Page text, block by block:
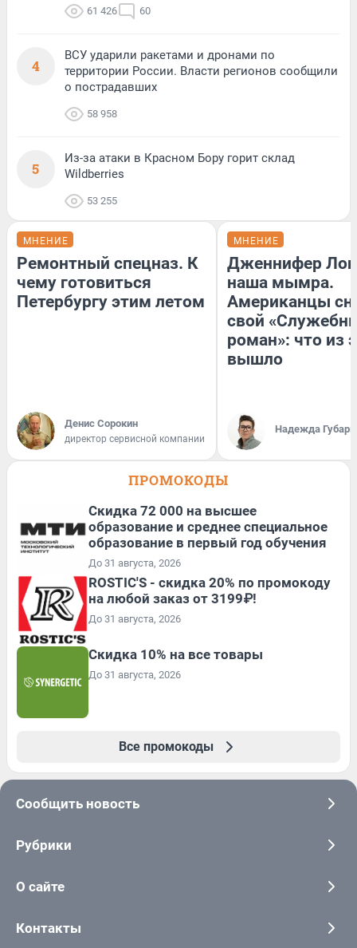
61 426 60
4
ВСУ ударили ракетами и дронами по
территории России. Власти регионов сообщили
о пострадавших
58 958
5
Из-за атаки в Красном Бору горит склад
Wildberries
53 255
МНЕНИЕ
Ремонтный спецназ. К
чему готовиться
Петербургу этим летом
Денис Сорокин
директор сервисной компании
МНЕНИЕ
Дженнифер
наша мымра.
Американцы
свой
роман»: что из
вышло
Надежда Губарь
ПРОМОКОДЫ
Скидка 72 000 на высшее
образование и среднее специальное
образование в первый год обучения
До 31 августа, 2026
ROSTIC'S - скидка 20% по промокоду
на любой заказ от 3199₽!
До 31 августа, 2026
Скидка 10% на все товары
До 31 августа, 2026
Все промокоды
Сообщить новость
Рубрики
О сайте
Контакты